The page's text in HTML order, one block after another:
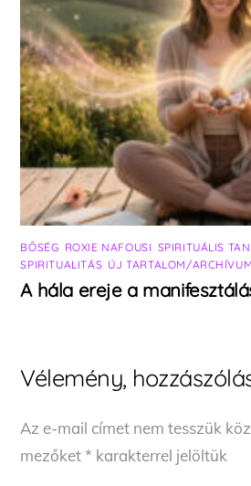
BŐSÉG ROXIE NAFOUSI SPIRITUÁLIS
SPIRITUALITÁS ÚJ TARTALOM/ARCHÍVUM
A hála ereje a
Vélemény,
Az e-mail címet nem tesszük
mezőket* karakterrel jelöltük